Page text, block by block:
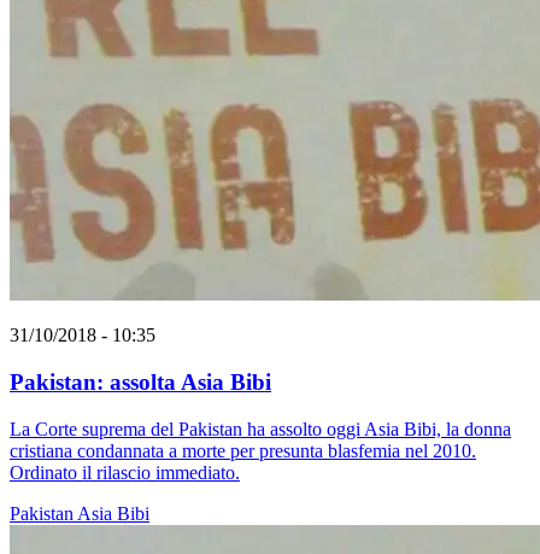
31/10/2018 - 10:35
Pakistan: assolta Asia Bibi
La Corte suprema del Pakistan ha assolto oggi Asia Bibi, la donna
cristiana condannata a morte per presunta blasfemia nel 2010.
Ordinato il rilascio immediato.
Pakistan Asia Bibi